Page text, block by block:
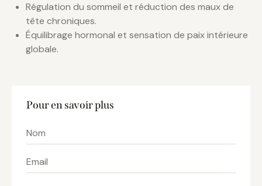
Régulation du sommeil et réduction des maux de
tête chroniques.
Équilibrage hormonal et sensation de paix intérieure
globale.
Pour en savoir plus